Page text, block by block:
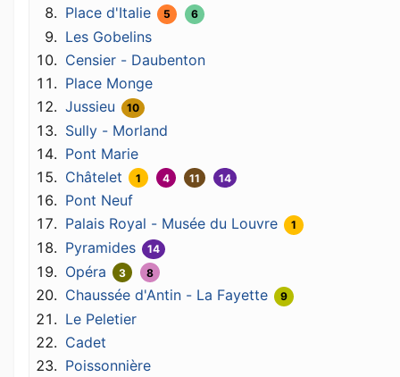
Place d'Italie
5 6
Les Gobelins
Censier - Daubenton
Place Monge
Jussieu
10
Sully - Morland
Pont Marie
Châtelet
1 4 11 14
Pont Neuf
Palais Royal - Musée du Louvre
1
Pyramides 14
Opéra 3 8
Chaussée d'Antin - La Fayette 9
Le Peletier
Cadet
Poissonnière